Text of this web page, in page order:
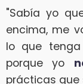
"Sabía yo
encima, me
lo que
porque yo
prácticas que